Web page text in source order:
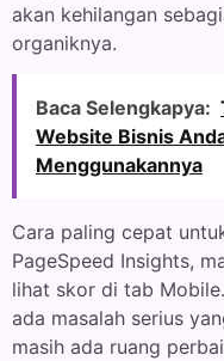
akan kehilangan
organiknya.
Baca Selengkapya:
Website Bisnis
Menggunakannya
Cara paling cepat
PageSpeed Insights,
lihat skor di tab
ada masalah serius
masih ada ruang